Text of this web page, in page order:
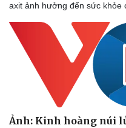
axit ảnh hưởng đến sức khỏe
Ảnh: Kinh hoàng núi